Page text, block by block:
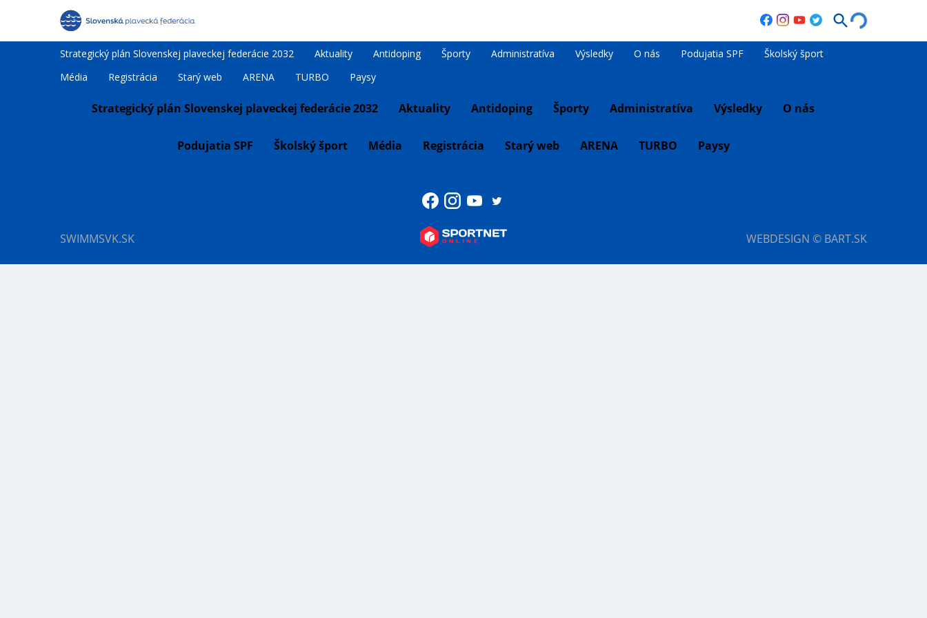
Strategický plán Slovenskej plaveckej federácie 2032 Aktuality Antidoping Športy Administratíva Výsledky O nás Podujatia SPF
Školský šport
Média
Registrácia Starý web ARENA TURBO Paysy
Strategický plán Slovenskej plaveckej federácie 2032 Aktuality Antidoping Športy Administratíva Výsledky O nás
Podujatia SPF Školský šport Média Registrácia Starý web ARENA TURBO Paysy
SWIMMSVK.SK WEBDESIGN © BART.SK